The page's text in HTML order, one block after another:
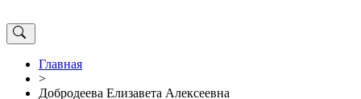
Главная
>
Добродеева Елизавета Алексеевна